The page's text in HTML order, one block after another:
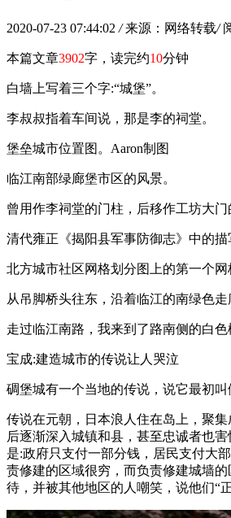
2020-07-23 07:44:02 / 来源：网络转载/
本篇文章3902字，读完约10分钟
白墙上写着三个字:“城堡”。
李叔叔指着车间说，那是李的祠堂。
堡垒城市位置图。Aaron制图
临江南部绿廊堡市区的风景。
曾用作李祠堂的门柱，后移作工坊大门
清代雍正《揭阳县军事防御志》中的描
北方城市社区网格划分图上的第一个
从吊脚桥头往东，沿着临江的南绿色
走过临江南路，我来到了路南侧的白
宝成:建造城市的传说让人哭泣
碉堡城有一个当地的传说，说它最初叫
传说在元朝，日本浪人住在岛上，聚
后逐渐深入城镇和县，甚至忠诚者也
是:政府只支付一部分钱，居民支付大
责修建的区域很穷，而负责修建城墙
待，并被其他地区的人嘲笑，说他们“